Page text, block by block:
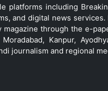
platforms including
and digital news services.
through the e-
Kanpur,
journalism and regional